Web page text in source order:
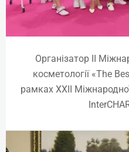
Організатор II
косметології «The
рамках ХХII